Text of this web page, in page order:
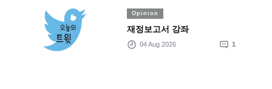
Opinion
재정보고서 강좌
04 Aug 2026 1